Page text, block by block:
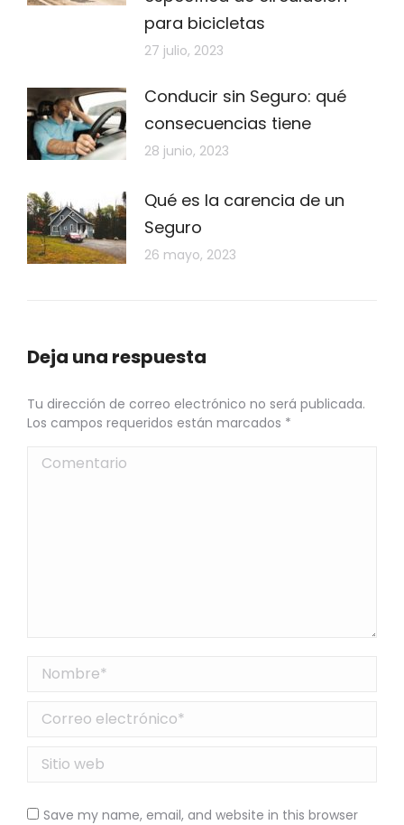
para bicicletas
27 julio, 2023
Conducir sin Seguro: qué
consecuencias tiene
28 junio, 2023
Qué es la carencia de un
Seguro
26 mayo, 2023
Deja una respuesta
Tu dirección de correo electrónico no será publicada.
Los campos requeridos están marcados *
Comentario
Nombre *
Correo electrónico *
Sitio web
Save my name, email, and website in this browser